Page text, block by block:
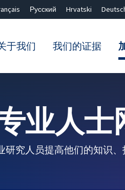
Русский Hrvatski
于我们 我们的证据
业人士
研究人员提高他们的知识